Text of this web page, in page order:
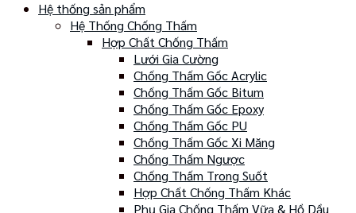
lượngHệ thống sản phẩm
Hệ Thống Chống Thấm
Hợp Chất Chống Thấm
Lưới Gia Cường
Chống Thấm Gốc Acrylic
Chống Thấm Gốc Bitum
Chống Thấm Gốc Epoxy
Chống Thấm Gốc PU
Chống Thấm Gốc Xi Măng
Chống Thấm Ngược
Chống Thấm Trong Suốt
Hợp Chất Chống Thấm Khác
Phụ Gia Chống Thấm Vữa & Hồ Dầu